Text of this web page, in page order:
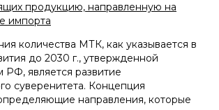
продукцию, направленную на
импорта
количества МТК, как указывается в
до 2030 г., утвержденной
РФ, является развитие
суверенитета. Концепция
направления, которые